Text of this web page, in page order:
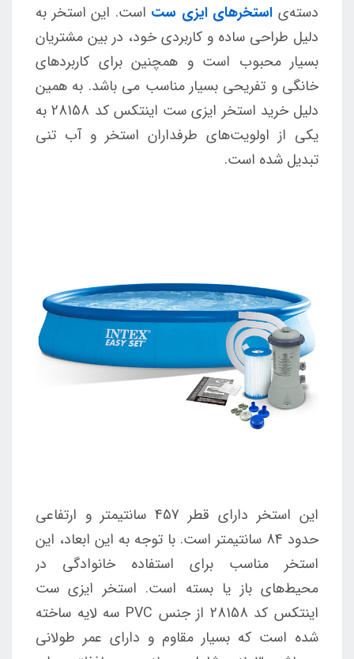
دسته‌ی استخرهای ایزی ست است. این استخر به
دلیل طراحی ساده و کاربردی خود، در بین مشتریان
بسیار محبوب است و همچنین برای کاربردهای
خانگی و تفریحی بسیار مناسب می باشد. به همین
دلیل خرید استخر ایزی ست اینتکس کد 28158 به
یکی از اولویت‌های طرفداران استخر و آب تنی
تبدیل شده است.
این استخر دارای قطر 457 سانتیمتر و ارتفاعی
حدود 84 سانتیمتر است. با توجه به این ابعاد، این
استخر مناسب برای استفاده خانوادگی در
محیط‌های باز یا بسته است. استخر ایزی ست
اینتکس کد 28158 از جنس PVC سه لایه ساخته
شده است که بسیار مقاوم و دارای عمر طولانی